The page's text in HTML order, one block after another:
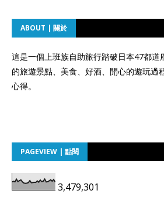
ABOUT | 關於
這是一個上班族自助旅行踏破日本47都道
的旅遊景點、美食、好酒、開心的遊玩過
心得。
PAGEVIEW | 點閱
3,479,301